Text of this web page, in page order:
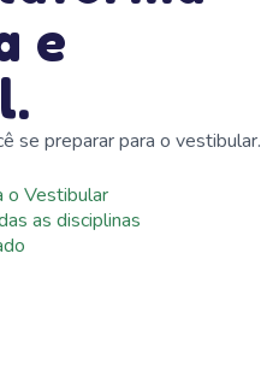
e
se preparar para o vestibular.
o Vestibular
as disciplinas